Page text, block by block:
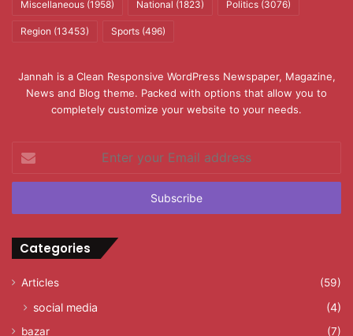
Miscellaneous (1958) National (1823) Politics (3076)
Region (13453) Sports (496)
Jannah is a Clean Responsive WordPress Newspaper, Magazine,
News and Blog theme. Packed with options that allow you to
completely customize your website to your needs.
your
Email
Categories
Articles (59)
social media (4)
bazar
(7)